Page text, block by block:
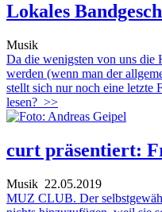
Lokales
Musik
Da die wenigsten von uns die
werden (wenn man der
stellt sich nur noch eine letzte
lesen? >>
curt präsentiert:
Musik 22.05.2019
MUZ CLUB. Der